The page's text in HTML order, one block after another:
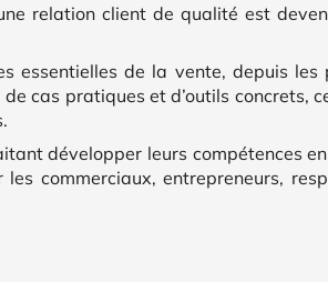
relation client de qualité est
essentielles de la vente, depuis
cas pratiques et d’outils concrets,
développer leurs compétences
commerciaux, entrepreneurs,